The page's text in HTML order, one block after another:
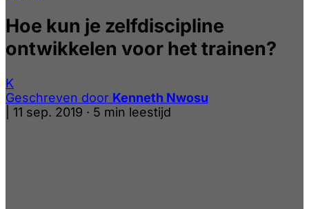
Hoe kun je zelfdiscipline
ontwikkelen voor het trainen?
K
Geschreven door Kenneth Nwosu
11 sep. 2019 · 5 min leestijd